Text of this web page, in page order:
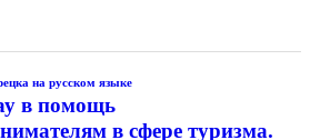
на русском языке
в помощь
в сфере туризма.